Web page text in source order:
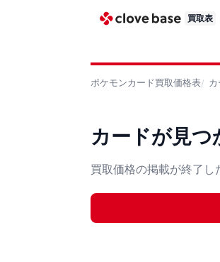
買取表
ポケモンカード買取価格表
カードが見つ
買取価格の掲載が終了し